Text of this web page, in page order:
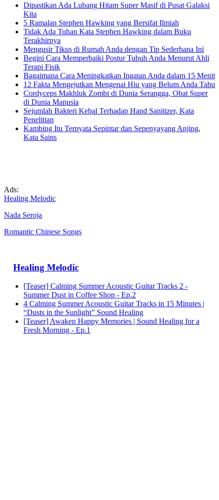
Dipastikan Ada Lubang Hitam Super Masif di Pusat Galaksi
Kita
5 Ramalan Stephen Hawking yang Bersifat Ilmiah
Tidak Ada Tuhan Kata Stephen Hawking dalam Buku
Terakhirnya
Mengusir Tikus di Rumah Anda dengan Tip Sederhana Ini
Begini Cara Memperbaiki Postur Tubuh Anda Menurut Ahli
Terapi Fisik
Bagaimana Cara Meningkatkan Ingatan Anda dalam 15 Menit
12 Fakta Mengejutkan Mengenai Hiu yang Belum Anda Tahu
Cordyceps Makhluk Zombi di Dunia Serangga, Obat Super
di Dunia Manusia
Sejumlah Bakteri Kebal Terhadap Hand Sanitizer, Kata
Penelitian
Kambing Itu Ternyata Sepintar dan Sepenyayang Anjing,
Kata Sains
Ads:
Healing Melodic
Nada Seroja
Romantic Chinese Songs
Healing Melodic
[Teaser] Calming Summer Acoustic Guitar Tracks 2 -
Summer Dust in Coffee Shop - Ep.2
4 Calming Summer Acoustic Guitar Tracks in 15 Minutes |
“Dusts in the Sunlight” Sound Healing
[Teaser] Awaken Happy Memories | Sound Healing for a
Fresh Morning - Ep.1